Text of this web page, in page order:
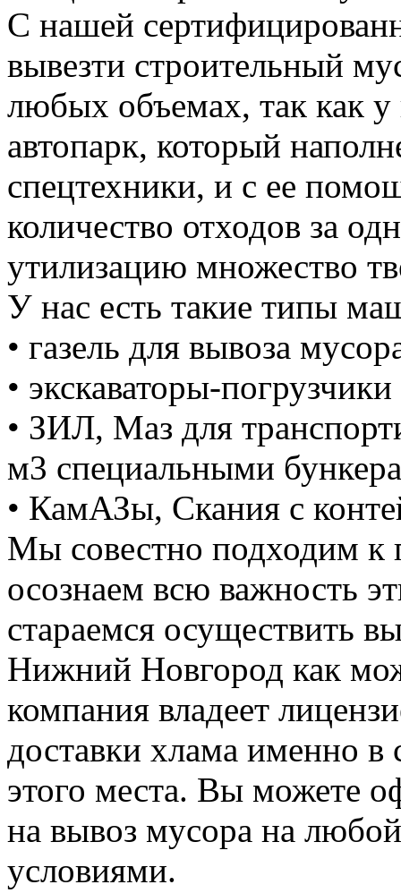
С нашей
вывезти строительный
любых объемах, так как
автопарк, который
спецтехники, и с ее
количество отходов за
утилизацию множество
У нас есть такие типы
• газель для вывоза
• экскаваторы-
• ЗИЛ, Маз для
м3 специальными
• КамАЗы, Скания с
Мы совестно подходим к
осознаем всю важность
стараемся осуществить
Нижний Новгород как
компания владеет
доставки хлама именно в
этого места. Вы можете
на вывоз мусора на
условиями.